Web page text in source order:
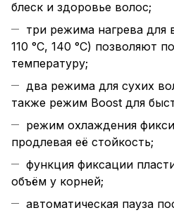
блеск и здоровье волос;
три режима нагрева для
110 °C, 140 °C) позволяют
температуру;
два режима для сухих
также режим Boost для
режим охлаждения
продлевая её стойкость;
функция фиксации
объём у корней;
автоматическая пауза